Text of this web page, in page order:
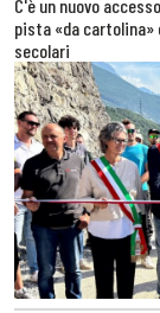
C'è un nuovo
pista «da cartolina»
secolari